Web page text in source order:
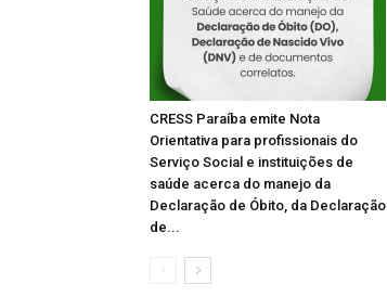
CRESS Paraíba emite Nota
Orientativa para profissionais do
Serviço Social e instituições de
saúde acerca do manejo da
Declaração de Óbito, da Declaração
de...